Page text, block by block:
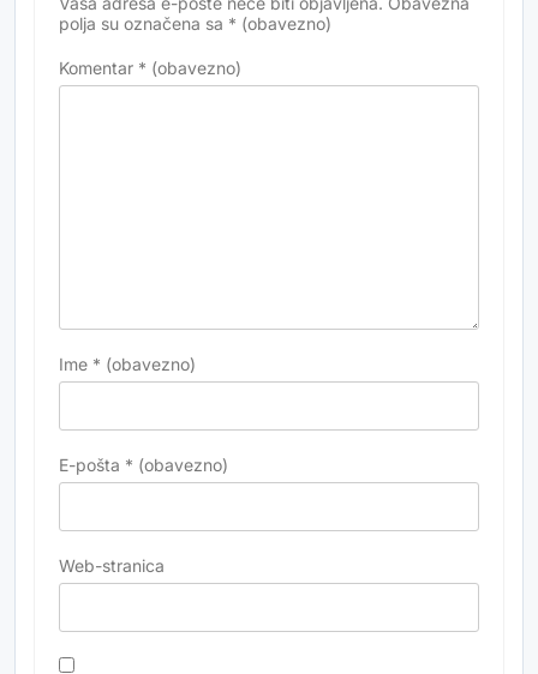
polja su označena sa * (obavezno)
Komentar * (obavezno)
Ime * (obavezno)
E-pošta * (obavezno)
Web-stranica
Alternative: